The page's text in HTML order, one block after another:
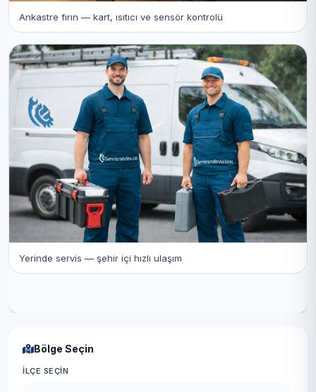
Ankastre fırın — kart, ısıtıcı ve sensör kontrolü
Yerinde servis — şehir içi hızlı ulaşım
Bölge Seçin
İLÇE SEÇIN